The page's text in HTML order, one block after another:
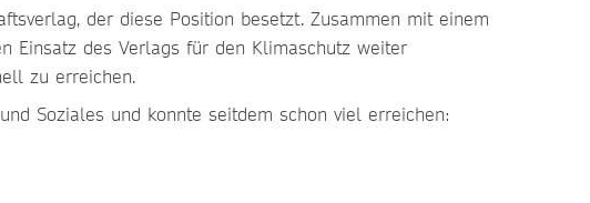
der diese Position besetzt. Zusammen mit einem
Einsatz des Verlags für den Klimaschutz weiter
zu erreichen.
Soziales und konnte seitdem schon viel erreichen: